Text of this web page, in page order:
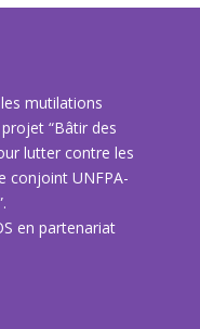
mutilations
“Bâtir des
lutter contre les
conjoint UNFPA-
en partenariat